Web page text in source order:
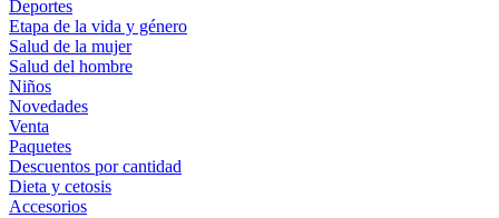
Deportes
Etapa de la vida y género
Salud de la mujer
Salud del hombre
Niños
Novedades
Venta
Paquetes
Descuentos por cantidad
Dieta y cetosis
Accesorios